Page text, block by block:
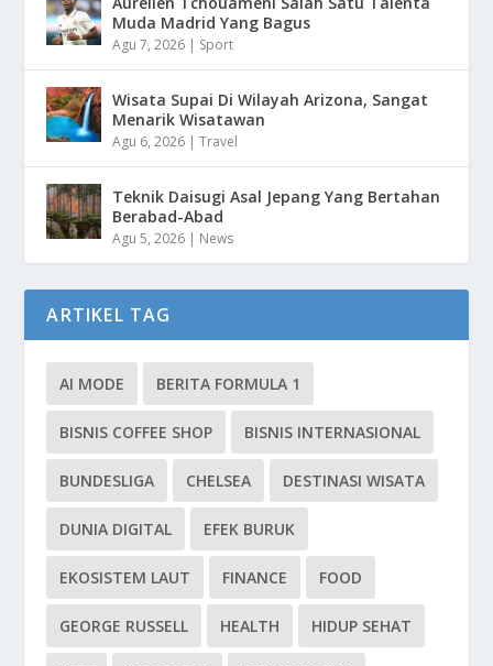
Muda Madrid Yang Bagus
Agu 7, 2026 | Sport
Wisata Supai Di Wilayah Arizona, Sangat
Menarik Wisatawan
Agu 6, 2026 |Travel
Teknik Daisugi Asal Jepang Yang Bertahan
Berabad-Abad
Agu 5, 2026 | News
ARTIKEL TAG
AI MODE BERITA FORMULA 1
BISNIS COFFEE SHOP BISNIS INTERNASIONAL
BUNDESLIGA CHELSEA DESTINASI WISATA
DUNIA DIGITAL EFEK BURUK
EKOSISTEM LAUT FINANCE FOOD
GEORGE RUSSELL HEALTH HIDUP SEHAT